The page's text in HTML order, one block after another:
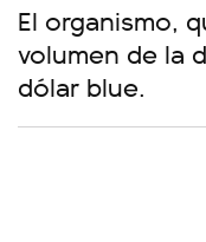
El organismo,
volumen de la
dólar blue.